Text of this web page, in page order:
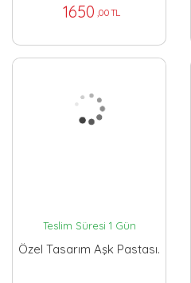
1650 ,00 TL
Teslim Süresi 1 Gün
Özel Tasarım Aşk Pastası.